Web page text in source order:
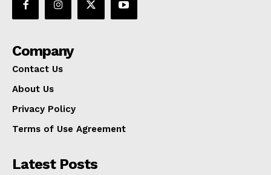
Company
Contact Us
About Us
Privacy Policy
Terms of Use Agreement
Latest Posts